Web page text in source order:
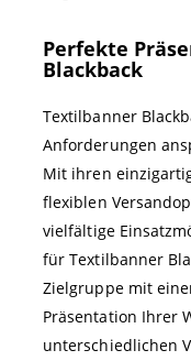
Perfekte
Blackback
Textilbanner
Anforderungen
Mit ihren
flexiblen
vielfältige
für Textilbanner
Zielgruppe mit
Präsentation Ihrer
unterschiedlichen